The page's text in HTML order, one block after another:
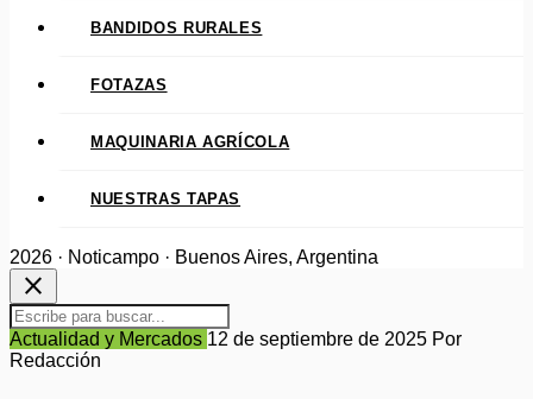
BANDIDOS RURALES
FOTAZAS
MAQUINARIA AGRÍCOLA
NUESTRAS TAPAS
2026 · Noticampo · Buenos Aires, Argentina
close
Actualidad y Mercados 12 de septiembre de 2025 Por
Redacción